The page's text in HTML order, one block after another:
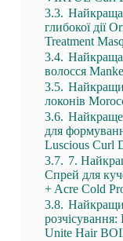
3.3. Найкраща
глибокої дії
Treatment
3.4. Найкраща
волосся
3.5.
локонів
3.6. Найкраще
для
Luscious Curl
3.7. 7.
Спрей для
+ Acre Cold
3.8.
розчісування:
Unite Hair